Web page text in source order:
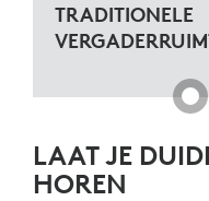
TRADITIONELE
LAAT JE
HOREN